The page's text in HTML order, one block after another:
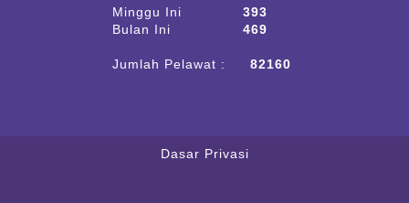
Minggu Ini
393
Bulan Ini
469
Jumlah Pelawat : 82160
Dasar Privasi